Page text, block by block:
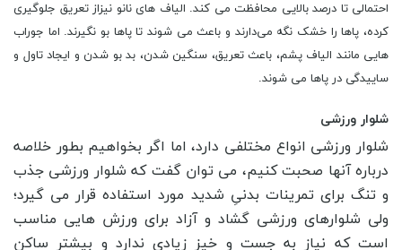
احتمالی تا درصد بالایی محافظت می کند. الیاف های نانو نیزاز تعریق جلوگیری
کرده، پاها را خشک نگه می‌د‌ارند‌ و باعث می شوند تا پاها بو نگیرند. اما جوراب
هایی مانند الیاف پشم، باعث تعریق، سنگین شدن، بد بو شدن و ایجاد تاول و
ساییدگی در پاها می شوند.
شلوار ورزشی
شلوار ورزشی انواع مختلفی دارد، اما اگر بخواهیم بطور خلاصه
درباره آنها صحبت کنیم، می توان گفت که شلوار ورزشی جذب
و تنگ برای تمرینات بد‌نیِ شد‌ید‌ مورد استفاده قرار می گیرد؛
ولی شلوارهای ورزشی گشاد و آزاد برای ورزش هایی مناسب
است که نیاز به جست و خیز زیادی ندارد و بیشتر ساکن